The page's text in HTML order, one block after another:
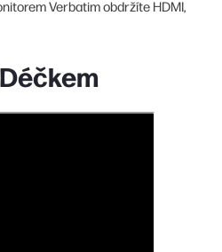
Verbatim obdržíte HDMI,